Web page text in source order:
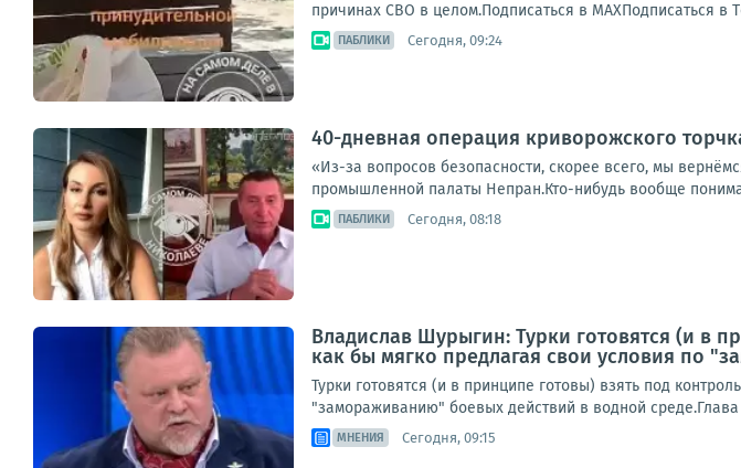
причинах СВО в целом.Подписаться в МАХПодписаться в
ПАБЛИКИ Сегодня, 09:24
40-дневная операция криворожского
«Из-за вопросов безопасности, скорее всего, мы
промышленной палаты Непран.Кто-нибудь вообще
ПАБЛИКИ Сегодня, 08:18
Владислав Шурыгин: Турки готовятся (и в
как бы мягко предлагая свои условия по
Турки готовятся (и в принципе готовы) взять под
"замораживанию" боевых действий в водной
МНЕНИЯ Сегодня, 09:15